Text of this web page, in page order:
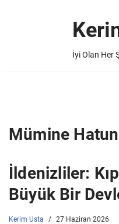
İyi Olan Her
Mümine Hatun
İldenizliler:
Büyük Bir
Kerim Usta 27 Haziran 2026